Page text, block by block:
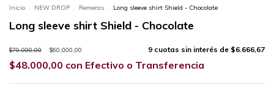
Inicio . NEW DROP . Remeras . Long sleeve shirt Shield - Chocolate
Long sleeve shirt Shield - Chocolate
$70.000,00 $60.000,00 9 cuotas sin interés de $6.666,67
$48.000,00 con Efectivo o Transferencia